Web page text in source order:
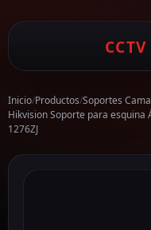
Inicio/Productos/Soportes
Hikvision Soporte para esquina
1276ZJ